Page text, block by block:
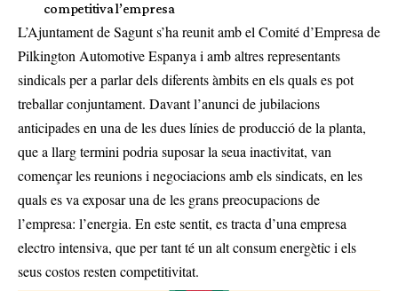
competitiva l’empresa
L’Ajuntament de Sagunt s’ha reunit amb el Comité d’Empresa de
Pilkington Automotive Espanya i amb altres representants
sindicals per a parlar dels diferents àmbits en els quals es pot
treballar conjuntament. Davant l’anunci de jubilacions
anticipades en una de les dues línies de producció de la planta,
que a llarg termini podria suposar la seua inactivitat, van
començar les reunions i negociacions amb els sindicats, en les
quals es va exposar una de les grans preocupacions de
l’empresa: l’energia. En este sentit, es tracta d’una empresa
electro intensiva, que per tant té un alt consum energètic i els
seus costos resten competitivitat.